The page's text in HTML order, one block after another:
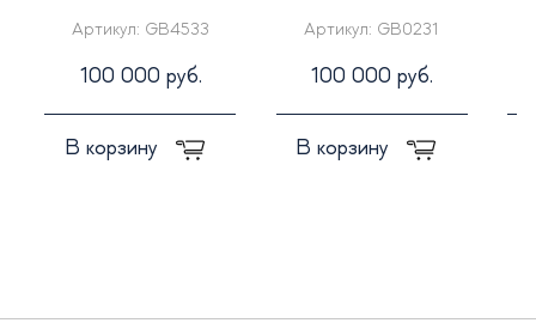
Победоносец"
Артикул: GB4533
100 000 руб.
В корзину
императорского
Артикул: GB0231
100 000 руб.
В корзину